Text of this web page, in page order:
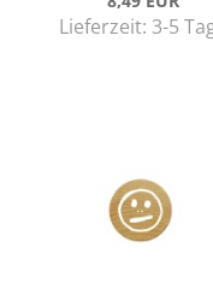
Lieferzeit: 3-5